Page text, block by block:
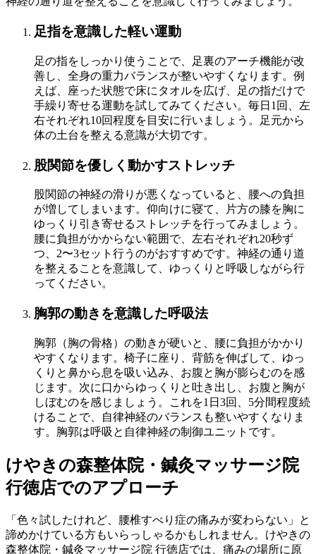
足指を意識した軽い運動
足の指をしっかり使うことで、足裏のアーチ機能が改
善し、全身の重力バランスが整いやすくなります。例
えば、座った状態で床にタオルを広げ、足の指だけで
手繰り寄せる運動を試してみてください。毎日1回、左
右それぞれ10回程度を目安に行いましょう。足元から
体の土台を整える意識が大切です。
股関節を優しく動かすストレッチ
股関節の神経の滑りが悪くなっていると、腰への負担
が増してしまいます。仰向けに寝て、片方の膝を胸に
ゆっくり引き寄せるストレッチを行ってみましょう。
腰に負担がかからない範囲で、左右それぞれ20秒ず
つ、2〜3セット行うのがおすすめです。神経の通り道
を整えることを意識して、ゆっくりと呼吸しながら行
ってください。
胸郭の動きを意識した呼吸法
胸郭（胸の骨格）の動きが硬いと、腰に負担がかかり
やすくなります。椅子に座り、背筋を伸ばして、ゆっ
くりと鼻から息を吸い込み、お腹と胸が膨らむのを感
じます。次に口からゆっくりと吐き出し、お腹と胸が
しぼむのを感じましょう。これを1日3回、5分間程度続
けることで、自律神経のバランスも整いやすくなりま
す。胸郭は呼吸と自律神経の制御ユニットです。
けやきの森整体院・鍼灸マッサージ院
行徳店でのアプローチ
「色々試したけれど、腰椎すべり症の痛みが変わらない」と
諦めかけている方もいらっしゃるかもしれません。けやきの
森整体院・鍼灸マッサージ院 行徳店では、痛みの場所に原